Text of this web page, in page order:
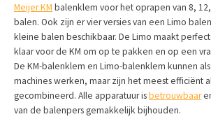
Meijer KM balenklem voor het oprapen van 8,
balen. Ook zijn er vier versies van een Limo
kleine balen beschikbaar. De Limo maakt
klaar voor de KM om op te pakken en op een
De KM-balenklem en Limo-balenklem kunnen
machines werken, maar zijn het meest efficiënt
gecombineerd. Alle apparatuur isbetrouwbaar
van de balenpers gemakkelijk bijhouden.